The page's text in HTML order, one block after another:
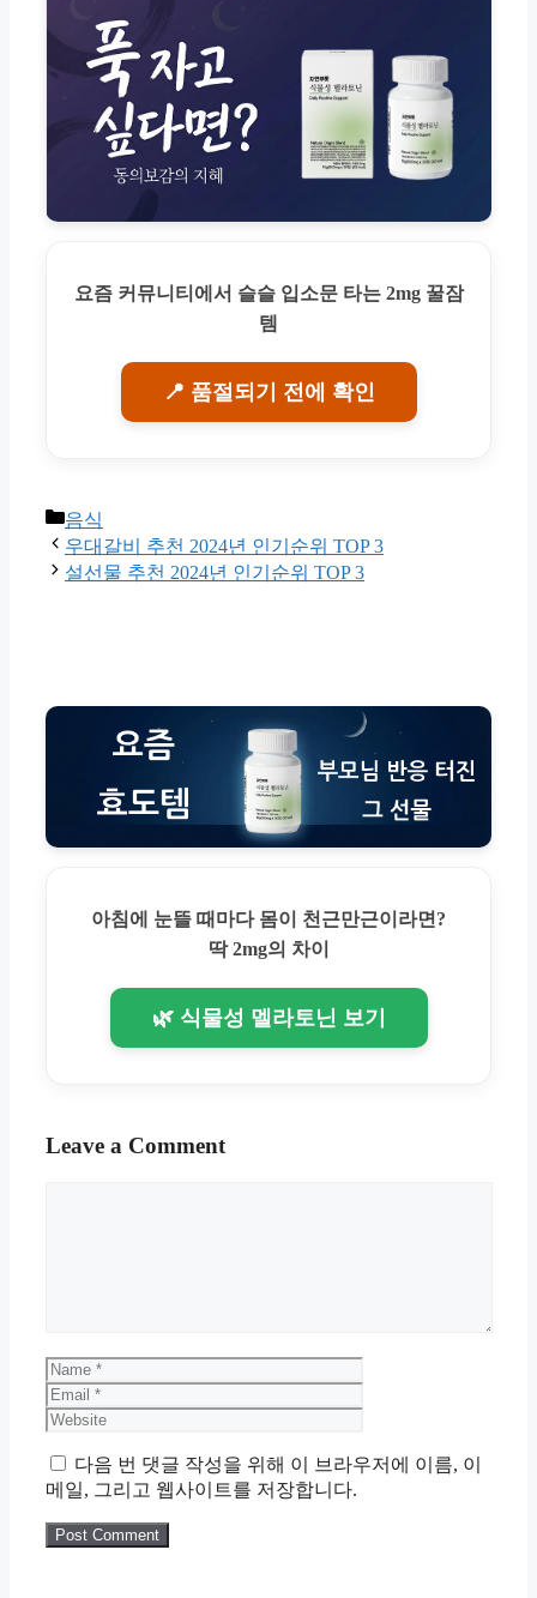
요즘 커뮤니티에서 슬슬 입소문 타는 2mg 꿀잠
템
📍 품절되기 전에 확인
Categories
음식
우대갈비 추천 2024년 인기순위 TOP 3
설선물 추천 2024년 인기순위 TOP 3
아침에 눈뜰 때마다 몸이 천근만근이라면?
딱 2mg의 차이
🌿 식물성 멜라토닌 보기
Leave a Comment
Name
다음 번 댓글 작성을 위해 이 브라우저에 이름, 이
메일, 그리고 웹사이트를 저장합니다.